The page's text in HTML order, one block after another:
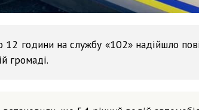
12 години на службу «102» надійшло
громаді.